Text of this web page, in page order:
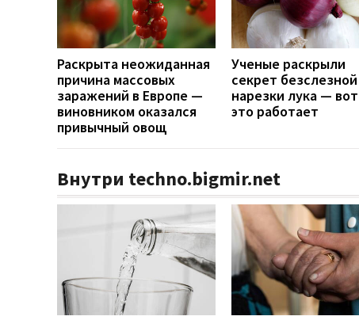
Раскрыта неожиданная
причина массовых
заражений в Европе —
виновником оказался
привычный овощ
Ученые раскрыли
секрет безслезной
нарезки лука —
это работает
Внутри techno.bigmir.net